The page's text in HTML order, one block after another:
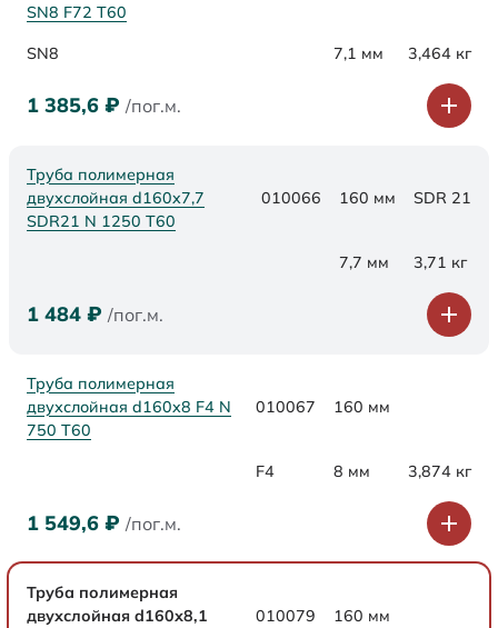
SN8 F72 Т60
SN8 7,1 мм 3,464 кг
1 385,6 ₽ /пог.м.
Труба полимерная
двухслойная d160x7,7
SDR21 N 1250 Т60
010066 160 мм SDR 21
7,7 мм 3,71 кг
1 484 ₽ /пог.м.
Труба полимерная
двухслойная d160x8 F4 N
750 Т60
010067 160 мм
F4 8 мм 3,874 кг
1 549,6 ₽ /пог.м.
Труба полимерная
двухслойная d160х8,1
010079 160 мм